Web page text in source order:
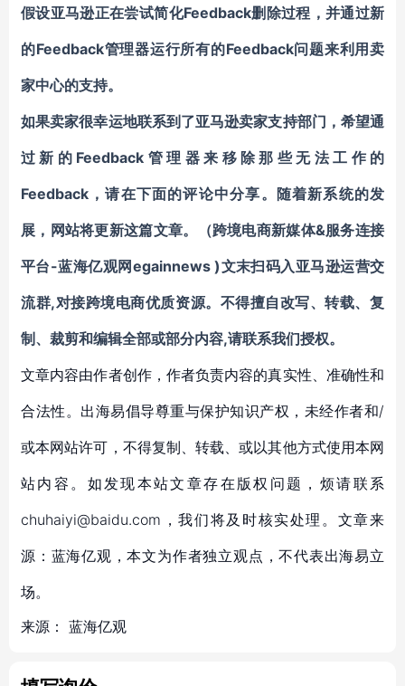
假设亚马逊正在尝试简化Feedback删除过程，并通过新
的Feedback管理器运行所有的Feedback问题来利用卖
家中心的支持。
如果卖家很幸运地联系到了亚马逊卖家支持部门，希望通
过新的Feedback管理器来移除那些无法工作的
Feedback，请在下面的评论中分享。随着新系统的发
展，网站将更新这篇文章。（跨境电商新媒体&服务连接
平台-蓝海亿观网egainnews )文末扫码入亚马逊运营交
流群,对接跨境电商优质资源。 不得擅自改写、转载、复
制、裁剪和编辑全部或部分内容,请联系我们授权。
文章内容由作者创作，作者负责内容的真实性、准确性和
合法性。出海易倡导尊重与保护知识产权，未经作者和/
或本网站许可，不得复制、转载、或以其他方式使用本网
站内容。如发现本站文章存在版权问题，烦请联系
chuhaiyi@baidu.com，我们将及时核实处理。文章来
源：蓝海亿观，本文为作者独立观点，不代表出海易立
场。
来源： 蓝海亿观